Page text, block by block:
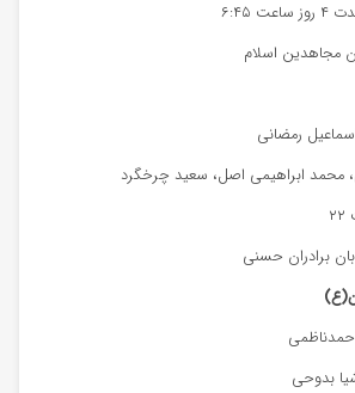
مجاهدین اسلام
رمضانی
محمد ابراهیمی اصل، سعید چرخگرد
برادران حسنی
بدوحی